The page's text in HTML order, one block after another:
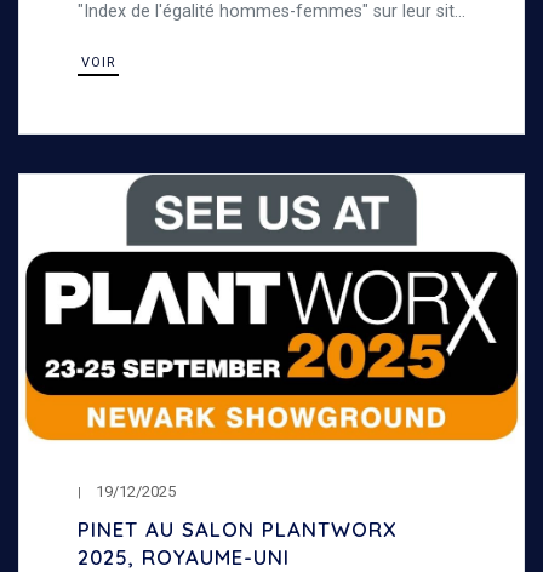
"Index de l'égalité hommes-femmes" sur leur site
les femmes et les hommes
VOIR
19/12/2025
PINET AU SALON PLANTWORX
2025, ROYAUME-UNI